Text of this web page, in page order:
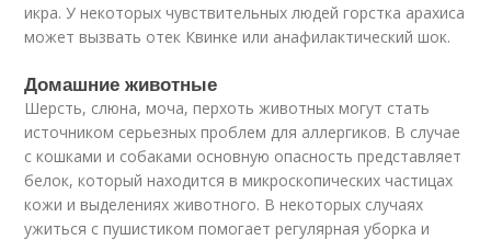
икра. У некоторых чувствительных людей горстка арахиса
может вызвать отек Квинке или анафилактический шок.
Домашние животные
Шерсть, слюна, моча, перхоть животных могут стать
источником серьезных проблем для аллергиков. В случае
с кошками и собаками основную опасность представляет
белок, который находится в микроскопических частицах
кожи и выделениях животного. В некоторых случаях
ужиться с пушистиком помогает регулярная уборка и